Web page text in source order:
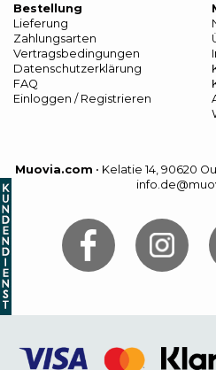
Bestellung
Lieferung
Zahlungsarten
Vertragsbedingungen
Datenschutzerklärung
FAQ
Einloggen / Registrieren
Muovia.com • Kelatie 14, 90620